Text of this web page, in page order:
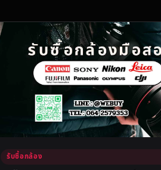
รับซื้อกล้อง